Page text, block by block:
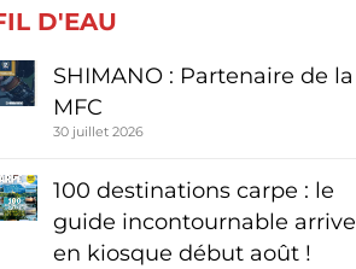
D'EAU
SHIMANO : Partenaire de la
MFC
30 juillet 2026
100 destinations carpe : le
guide incontournable arrive
en kiosque début août !